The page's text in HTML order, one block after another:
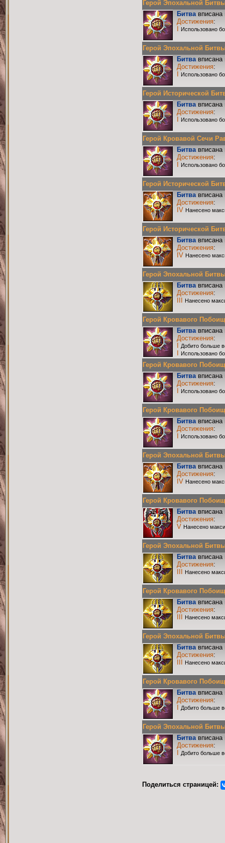
Герой Эпохальной
Битвавписана
Достижения:
Использовано
Герой Эпохальной
Битвавписана
Достижения:
Использовано
Герой Исторической
Битвавписана
Достижения:
Использовано
Герой Кровавой Сечи
Битвавписана
Достижения:
Использовано
Герой Исторической
Битвавписана
Достижения:
IV Нанесено
Герой Исторической
Битвавписана
Достижения:
IV Нанесено
Герой Эпохальной
Битвавписана
Достижения:
Нанесено
Герой Кровавого
Битвавписана
Достижения:
Добито больше
Использовано
Герой Кровавого
Битвавписана
Достижения:
Использовано
Герой Кровавого
Битвавписана
Достижения:
Использовано
Герой Эпохальной
Битвавписана
Достижения:
IV Нанесено
Герой Кровавого
Битвавписана
Достижения:
V Нанесено
Герой Эпохальной
Битвавписана
Достижения:
Нанесено
Герой Кровавого
Битвавписана
Достижения:
Нанесено
Герой Эпохальной
Битвавписана
Достижения:
Нанесено
Герой Кровавого
Битвавписана
Достижения:
Добито больше
Герой Эпохальной
Битвавписана
Достижения:
Добито больше
Поделиться страницей: